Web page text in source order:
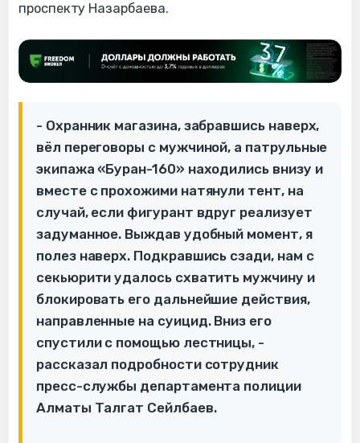
проспекту Назарбаева.
- Охранник магазина, забравшись наверх,
вёл переговоры с мужчиной, а патрульные
экипажа «Буран-160» находились внизу и
вместе с прохожими натянули тент, на
случай, если фигурант вдруг реализует
задуманное. Выждав удобный момент, я
полез наверх. Подкравшись сзади, нам с
секьюрити удалось схватить мужчину и
блокировать его дальнейшие действия,
направленные на суицид. Вниз его
спустили с помощью лестницы, -
рассказал подробности сотрудник
пресс-службы департамента полиции
Алматы Талгат Сейлбаев.